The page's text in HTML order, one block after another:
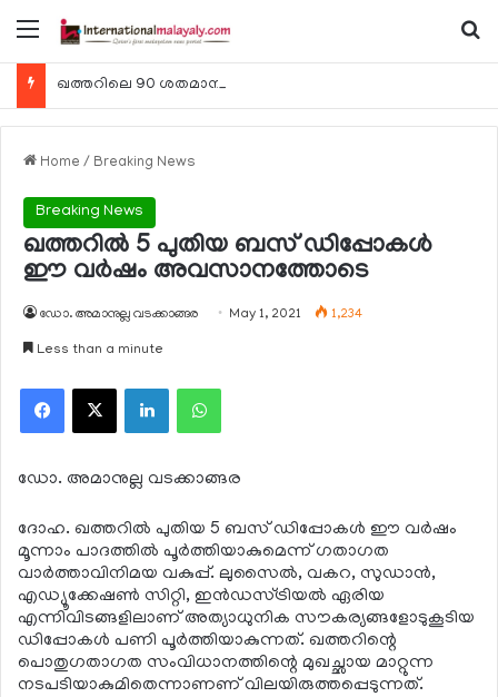
Menu
Home / Breaking News
Breaking News
ഖത്തറില്‍ 5 പുതിയ ബസ് ഡിപ്പോകള്‍
ഈ വര്‍ഷം അവസാനത്തോടെ
ഡോ. അമാനുല്ല വടക്കാങ്ങര May 1, 2021 1,234
Less than a minute
Facebook
X LinkedInWhatsApp
ഡോ. അമാനുല്ല വടക്കാങ്ങര
ദോഹ. ഖത്തറില്‍ പുതിയ 5 ബസ് ഡിപ്പോകള്‍ ഈ വര്‍ഷം
മൂന്നാം പാദത്തില്‍ പൂര്‍ത്തിയാകുമെന്ന് ഗതാഗത
വാര്‍ത്താവിനിമയ വകുപ്പ്. ലുസൈല്‍, വകറ, സുഡാന്‍,
എഡ്യൂക്കേഷണ്‍ സിറ്റി, ഇന്‍ഡസ്ട്രിയല്‍ ഏരിയ
എന്നിവിടങ്ങളിലാണ് അത്യാധുനിക സൗകര്യങ്ങളോടുകൂടിയ
ഡിപ്പോകള്‍ പണി പൂര്‍ത്തിയാകുന്നത്. ഖത്തറിന്റെ
പൊതുഗതാഗത സംവിധാനത്തിന്റെ മുഖച്ഛായ മാറ്റുന്ന
നടപടിയാകുമിതെന്നാണണ് വിലയിരുത്തപ്പെടുന്നത്.